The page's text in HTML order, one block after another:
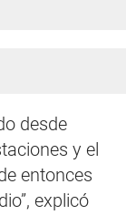
desde
y el
entonces
explicó